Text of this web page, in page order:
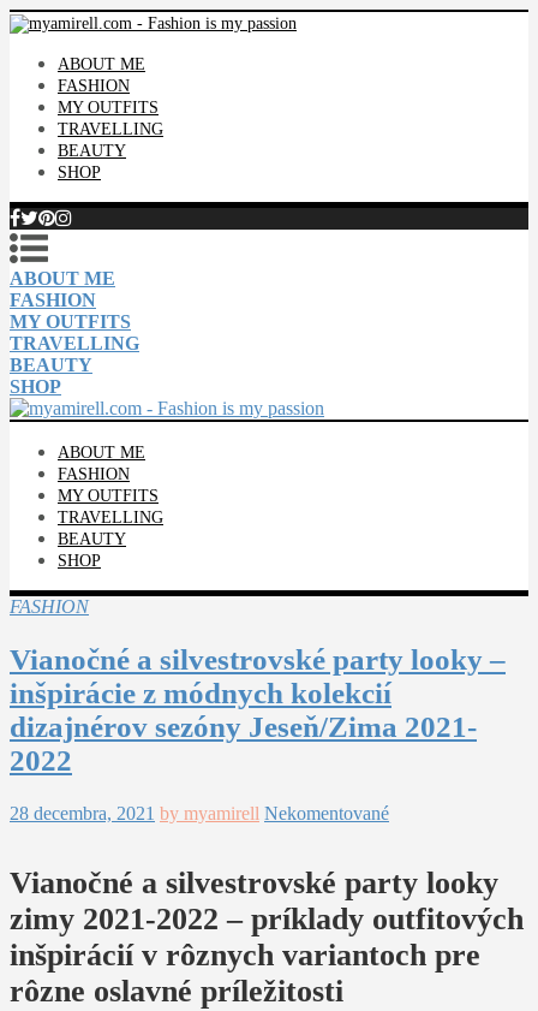
ABOUT ME
FASHION
MY OUTFITS
TRAVELLING
BEAUTY
SHOP
ABOUT ME
FASHION
MY OUTFITS
TRAVELLING
BEAUTY
SHOP
ABOUT ME
FASHION
MY OUTFITS
TRAVELLING
BEAUTY
SHOP
FASHION
Vianočné a silvestrovské party looky –
inšpirácie z módnych kolekcií
dizajnérov sezóny Jeseň/Zima 2021-
2022
28 decembra, 2021 by myamirell Nekomentované
Vianočné a silvestrovské party looky
zimy 2021-2022 – príklady outfitových
inšpirácií v rôznych variantoch pre
rôzne oslavné príležitosti